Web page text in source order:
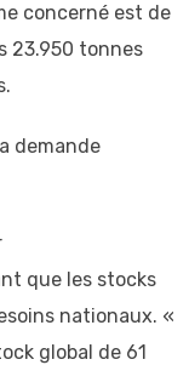
concerné est de
23.950 tonnes
demande
que les stocks
nationaux. «
global de 61